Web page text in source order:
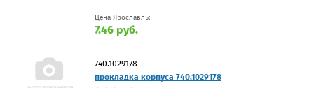
Цена Ярославль:
7.46 руб.
740.1029178
прокладка корпуса 740.1029178